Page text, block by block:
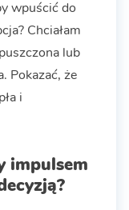
wpuścić do
Chciałam
lub
Pokazać, że
i
impulsem